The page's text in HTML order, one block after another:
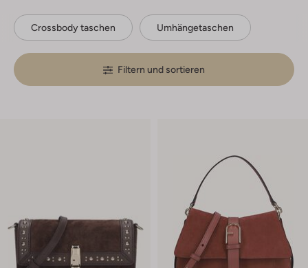
Crossbody taschen Umhängetaschen
Filtern und sortieren